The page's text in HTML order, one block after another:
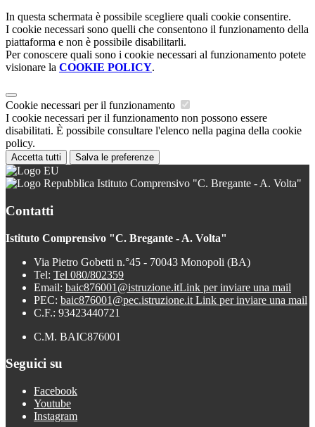
In questa schermata è possibile scegliere quali cookie consentire.
I cookie necessari sono quelli che consentono il funzionamento della
piattaforma e non è possibile disabilitarli.
Per conoscere quali sono i cookie necessari al funzionamento potete
visionare la COOKIE POLICY.
Cookie necessari per il funzionamento
I cookie necessari per il funzionamento non possono essere
disabilitati. È possibile consultare l'elenco nella pagina della cookie
policy.
Accetta tutti Salva le preferenze
Istituto Comprensivo "C. Bregante - A. Volta"
Contatti
Istituto Comprensivo "C. Bregante - A. Volta"
Via Pietro Gobetti n.°45 - 70043 Monopoli (BA)
Tel: Tel 080/802359
Email: baic876001@istruzione.itLink per inviare una mail
PEC: baic876001@pec.istruzione.it Link per inviare una mail
C.F.: 93423440721
C.M. BAIC876001
Seguici su
Facebook
Youtube
Instagram